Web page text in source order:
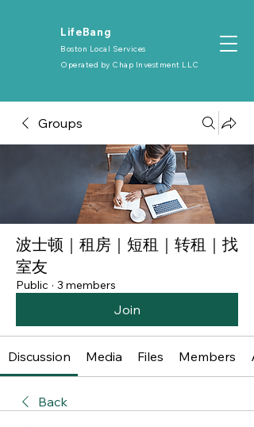
​LifeBang
Boston Local Services
Operated by Chap Investment LLC
Groups
波士顿｜租房｜短租｜转租｜找
室友
Public · 3 members
Join
Discussion Media Files Members
Back